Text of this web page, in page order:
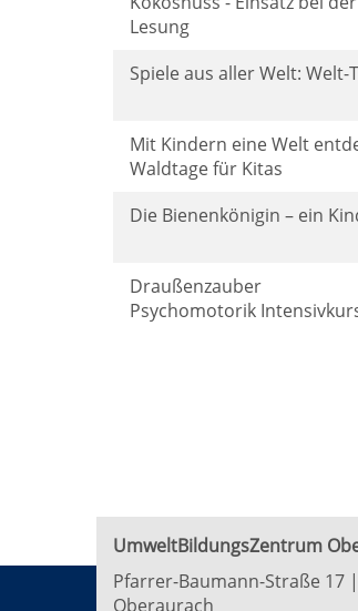
Lesung
Spiele aus aller Welt: Welt-
Mit Kindern eine Welt
Waldtage für Kitas
Die Bienenkönigin – ein
Draußenzauber
Psychomotorik
UmweltBildungsZentrum
Pfarrer-Baumann-Straße 17
Oberaurach